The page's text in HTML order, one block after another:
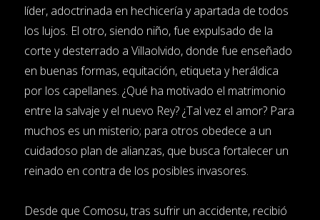
líder, adoctrinada en hechicería y apartada de todos
los lujos. El otro, siendo niño, fue expulsado de la
corte y desterrado a Villaolvido, donde fue enseñado
en buenas formas, equitación, etiqueta y heráldica
por los capellanes. ¿Qué ha motivado el matrimonio
entre la salvaje y el nuevo Rey? ¿Tal vez el amor? Para
muchos es un misterio; para otros obedece a un
cuidadoso plan de alianzas, que busca fortalecer un
reinado en contra de los posibles invasores.
Desde que Comosu, tras sufrir un accidente, recibió